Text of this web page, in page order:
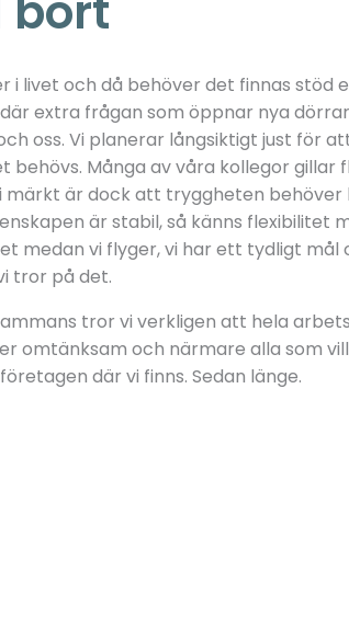
i livet och då behöver det finnas stöd
extra frågan som öppnar nya
oss. Vi planerar långsiktigt just för
behövs. Många av våra kollegor gillar
märkt är dock att tryggheten behöver
är stabil, så känns flexibilitet
medan vi flyger, vi har ett tydligt mål
tror på det.
tror vi verkligen att hela
omtänksam och närmare alla som
där vi finns. Sedan länge.